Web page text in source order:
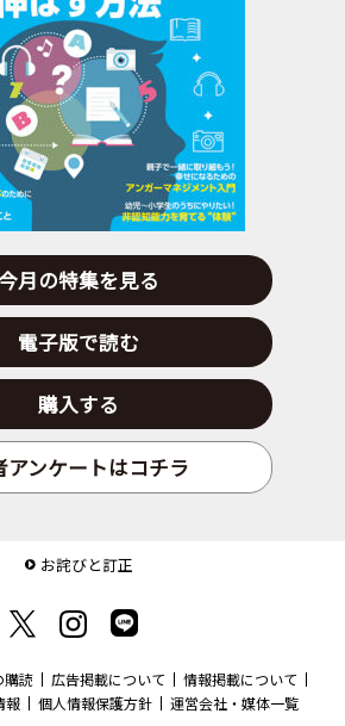
月の特集を見る
電子版で読む
購入する
アンケートはコチラ
お詫びと訂正
購読 広告掲載について
情報掲載について
報 個人情報保護方針 運営会社・媒体一覧